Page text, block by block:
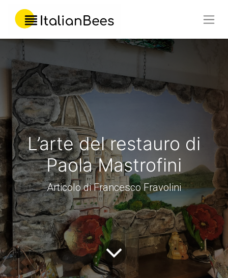
L’arte del restauro di
Paola Mastrofini
Articolo di Francesco Fravolini